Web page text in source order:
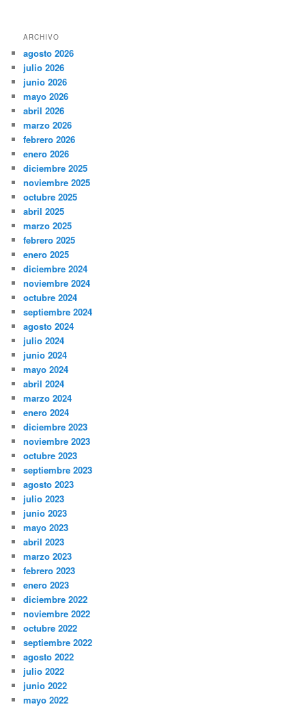
ARCHIVO
agosto 2026
julio 2026
junio 2026
mayo 2026
abril 2026
marzo 2026
febrero 2026
enero 2026
diciembre 2025
noviembre 2025
octubre 2025
abril 2025
marzo 2025
febrero 2025
enero 2025
diciembre 2024
noviembre 2024
octubre 2024
septiembre 2024
agosto 2024
julio 2024
junio 2024
mayo 2024
abril 2024
marzo 2024
enero 2024
diciembre 2023
noviembre 2023
octubre 2023
septiembre 2023
agosto 2023
julio 2023
junio 2023
mayo 2023
abril 2023
marzo 2023
febrero 2023
enero 2023
diciembre 2022
noviembre 2022
octubre 2022
septiembre 2022
agosto 2022
julio 2022
junio 2022
mayo 2022